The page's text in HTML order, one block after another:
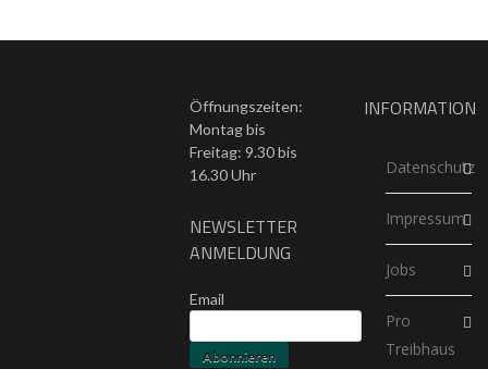
Öffnungszeiten:
Montag bis
Freitag: 9.30 bis
16.30 Uhr
NEWSLETTER
ANMELDUNG
Email
INFORMATION
Datenschutz
Impressum
Jobs
Pro
Treibhaus